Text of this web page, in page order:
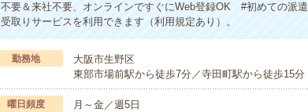
不要＆来社不要、オンラインですぐにWeb登録OK #初めての
受取りサービスを利用できます（利用規定あり）。
勤務地
大阪市生野区
東部市場前駅から徒歩7分／寺田町駅から徒歩15分
曜日頻度 月～金／週5日